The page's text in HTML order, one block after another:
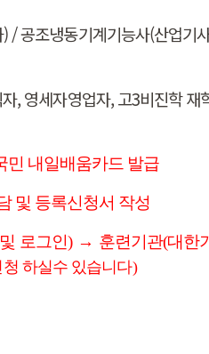
/ 공조냉동기계기능사(산업기
, 영세자영업자, 고3비진학 재
민 내일배움카드 발급
및 등록신청서 작성
로그인) → 훈련기관(대한
하실수 있습니다)